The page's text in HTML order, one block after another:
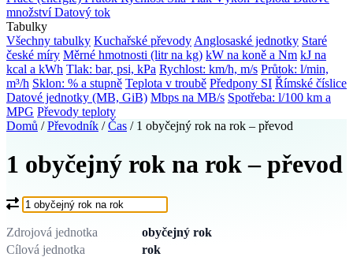
množstvíDatový tok
Tabulky
Všechny tabulky Kuchařské převody Anglosaské jednotky Staré
české míry Měrné hmotnosti (litr na kg) kW na koně a Nm kJ na
kcal a kWh Tlak: bar, psi, kPa Rychlost: km/h, m/s Průtok: l/min,
m³/h Sklon: % a stupně Teplota v troubě Předpony SI Římské číslice
Datové jednotky (MB, GiB) Mbps na MB/s Spotřeba: l/100 km a
MPG Převody teploty
Domů / Převodník / Čas / 1 obyčejný rok na rok – převod
1 obyčejný rok na rok – převod
Co chcete převést?
Zdrojová jednotka
obyčejný rok
Cílová jednotka
rok